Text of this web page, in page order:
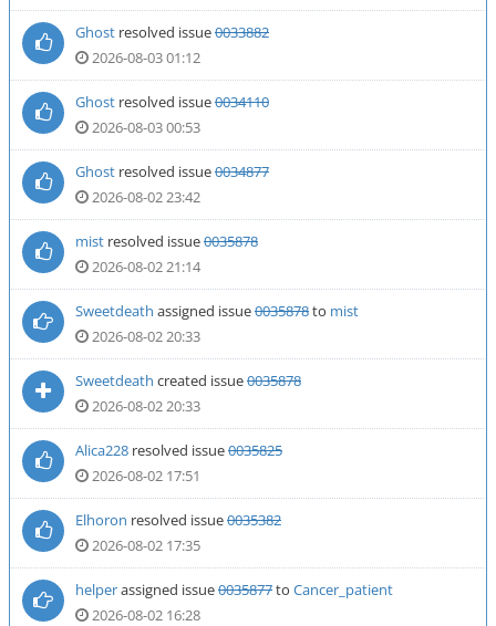
Ghost resolved issue0033882
2026-08-03 01:12
Ghost resolved issue0034110
2026-08-03 00:53
Ghost resolved issue0034877
2026-08-02 23:42
mist resolved issue0035878
2026-08-02 21:14
Sweetdeath assigned issue0035878to mist
2026-08-02 20:33
Sweetdeath created issue0035878
2026-08-02 20:33
Alica228 resolved issue0035825
2026-08-02 17:51
Elhoron resolved issue0035382
2026-08-02 17:35
helperassigned issue0035877to Cancer_patient
2026-08-02 16:28